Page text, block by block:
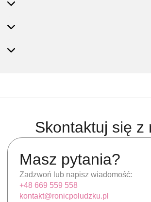
Skontaktuj się z
Masz pytania?
Zadzwoń lub napisz wiadomość:
+48 669 559 558
kontakt@ronicpoludzku.pl